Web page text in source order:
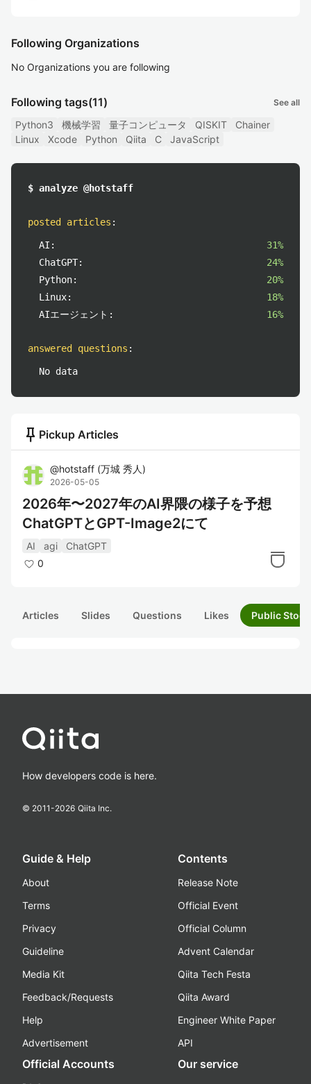
Following Organizations
No Organizations you are following
Following tags(11) See all
Python3 機械学習 量子コンピュータ QISKIT
Chainer
Linux
Xcode Python Qiita C JavaScript
$ analyze @hotstaff
posted articles :
AI:
31%
ChatGPT:
24%
Python:
20%
Linux:
18%
AIエージェント:
16%
answered questions :
No data
push_pin Pickup Articles
@hotstaff (万城 秀人)
2026-05-05
2026年〜2027年のAI界隈の様子を予想
ChatGPTとGPT-Image2にて
AI agi
ChatGPT
0
Articles Slides Questions Likes Public
How developers code is here.
© 2011-2026 Qiita Inc.
Guide & Help
About
Terms
Privacy
Guideline
Media Kit
Feedback/Requests
Help
Advertisement
Contents
Release Note
Official Event
Official Column
Advent Calendar
Qiita Tech Festa
Qiita Award
Engineer White Paper
API
Official Accounts Our service